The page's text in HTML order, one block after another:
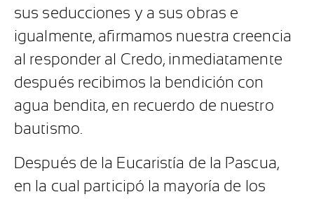
sus seducciones y a sus obras e
igualmente, afirmamos nuestra creencia
al responder al Credo, inmediatamente
después recibimos la bendición con
agua bendita, en recuerdo de nuestro
bautismo.
Después de la Eucaristía de la Pascua,
en la cual participó la mayoría de los